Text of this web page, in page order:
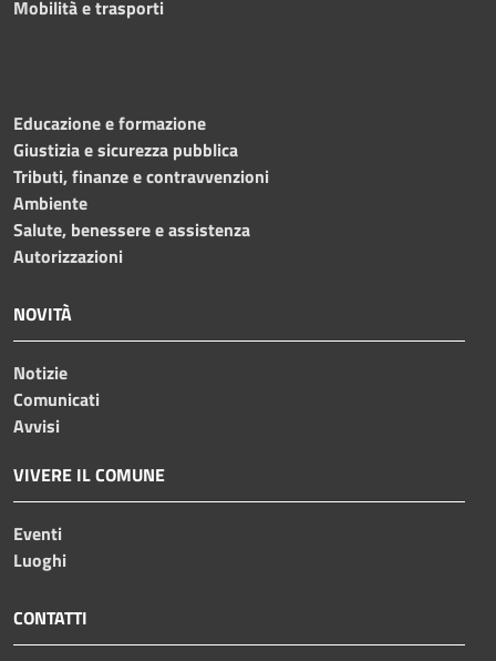
Mobilità e trasporti
Educazione e formazione
Giustizia e sicurezza pubblica
Tributi, finanze e contravvenzioni
Ambiente
Salute, benessere e assistenza
Autorizzazioni
NOVITÀ
Notizie
Comunicati
Avvisi
VIVERE IL COMUNE
Eventi
Luoghi
CONTATTI